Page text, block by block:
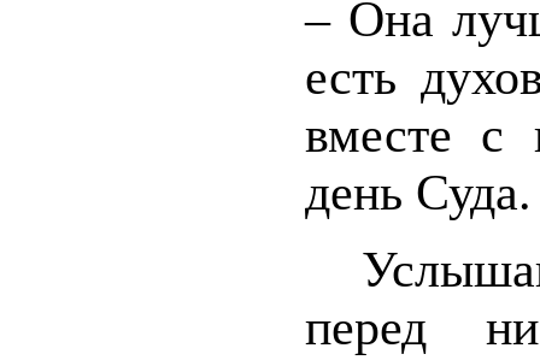
– Она
есть
вместе с
день Суда.
перед